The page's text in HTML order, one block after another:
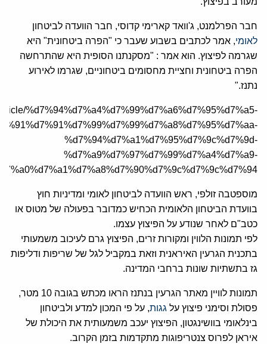
חבר הפרלמנט, ג'וואד קארימי קדוסי, חבר הוועדה לביטחון
לאומי, אמר לכתבים בשבוע שעבר כי "הפרה ביטחונית" היא
שגרמה לפיצוץ. הוא אמר : "מסקנתנו הסופית היא שהתרחשה
הפרה ביטחונית וחציית מחסומים ביטחוניים, שגרמו לאירוע
נתנז."
%d7%94%d7%a4%d7%99%d7%a6%d7%95%d7%a5-
%d7%94%d7%a1%d7%95%d7%9c%d7%9d-
%d7%a9%d7%97%d7%99%d7%a4%d7%a9-
מוספטבה זולפי, ראש הוועדה לביטחון לאומי ומדיניות חוץ
בוועדת הביטחון הלאומית הכחיש כמדובר בפעולה של מטוס או
כטב"ם לאחר שנודע על הפיצוץ עצמו.
לפי תמונות הלווין ומקורות זרים, הפיצוץ גרם לעיכוב משמעותי
בתכנית הגרעין האיראנית וזאת במקביל לגל של שריפות ודליפות
גז בתשתיות שונות ברחבי המדינה.
תמונות לוויין מאתר הגרעין בנתנז הראו מכתש בגובה 10 מטר,
פסולת וסימני פיצוץ על גגות, על פי המכון למדע ולביטחון
בינלאומי בוושינגטון, הפיצוץ יעכב משמעותית את היכולת של
איראן לפרוס צנטריפוגות מתקדמות בזמן הקרוב.